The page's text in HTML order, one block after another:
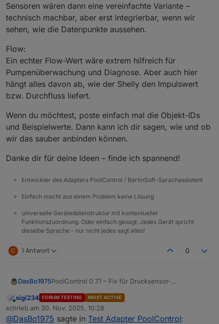
Sensoren wären dann eine vereinfachte Variante –
technisch machbar, aber erst integrierbar, wenn wir
sehen, wie die Datenpunkte aussehen.
Flow:
Ein echter Flow-Wert wäre extrem hilfreich für
Pumpenüberwachung und Diagnose. Aber auch hier
hängt alles davon ab, wie der Shelly den Impulswert
bzw. Durchfluss liefert.
Wenn du möchtest, poste einfach mal die Objekt-IDs
und Beispielwerte. Dann kann ich dir sagen, wie und ob
wir das sauber anbinden können.
Danke dir für deine Ideen – finde ich spannend!
Entwickler des Adapters PoolControl / BertinSoft-Sprachassistent
Einfach macht aus einem Problem keine Lösung
universelle Gerätedatenstruktur mit kontextueller
Funktionszuordnung. Oder einfach gesagt: Jedes Gerät spricht
dieselbe Sprache - nur nicht jedes sagt alles!
C 1 Antwort 0
DasBo1975PoolControl 0.7.1 – Fix für Drucksensor-
Online
sigi234 FORUM TESTING MOST ACTIVE
schrieb am 30. Nov. 2025, 10:28
zuletzt editiert von
@DasBo1975 sagte in Test Adapter PoolControl: